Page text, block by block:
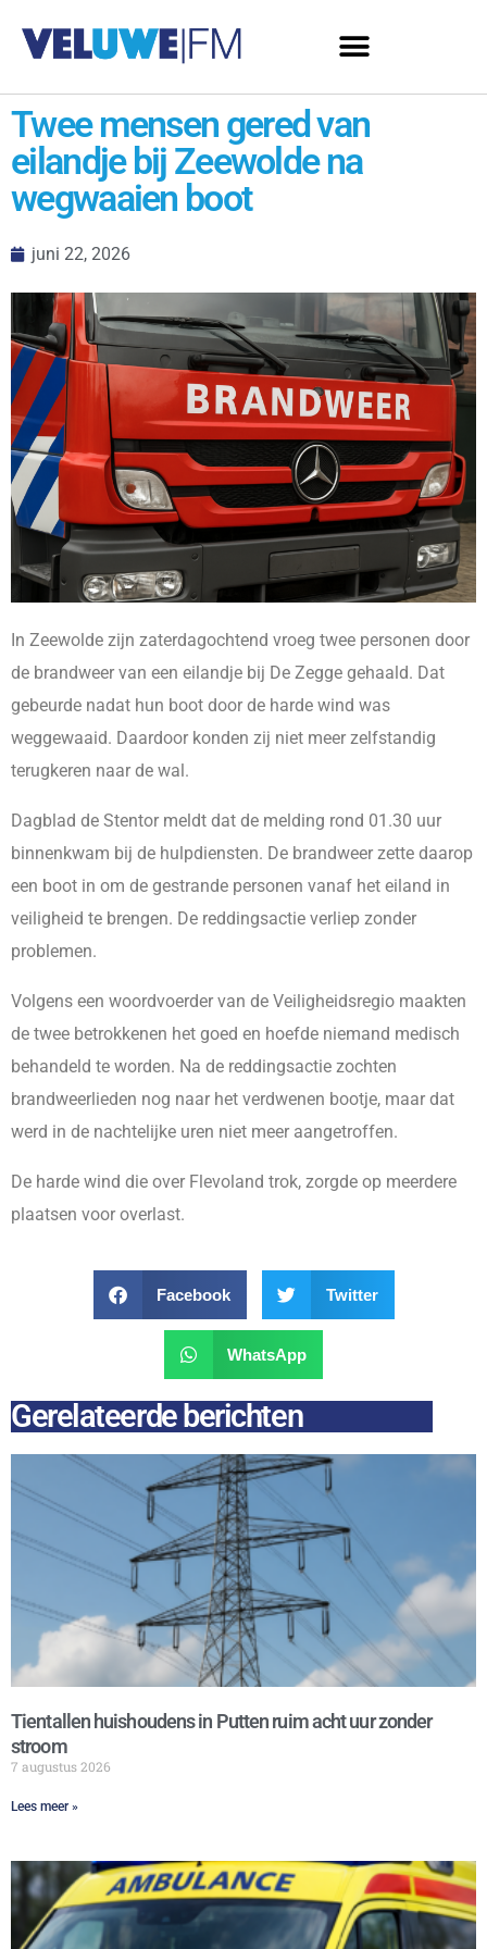
Twee mensen gered van
eilandje bij Zeewolde na
wegwaaien boot
juni 22, 2026
In Zeewolde zijn zaterdagochtend vroeg twee personen door
de brandweer van een eilandje bij De Zegge gehaald. Dat
gebeurde nadat hun boot door de harde wind was
weggewaaid. Daardoor konden zij niet meer zelfstandig
terugkeren naar de wal.
Dagblad de Stentor meldt dat de melding rond 01.30 uur
binnenkwam bij de hulpdiensten. De brandweer zette daarop
een boot in om de gestrande personen vanaf het eiland in
veiligheid te brengen. De reddingsactie verliep zonder
problemen.
Volgens een woordvoerder van de Veiligheidsregio maakten
de twee betrokkenen het goed en hoefde niemand medisch
behandeld te worden. Na de reddingsactie zochten
brandweerlieden nog naar het verdwenen bootje, maar dat
werd in de nachtelijke uren niet meer aangetroffen.
De harde wind die over Flevoland trok, zorgde op meerdere
plaatsen voor overlast.
Facebook Twitter
WhatsApp
Gerelateerde berichten
Tientallen huishoudens in Putten ruim acht uur zonder
stroom
7 augustus 2026
Lees meer »